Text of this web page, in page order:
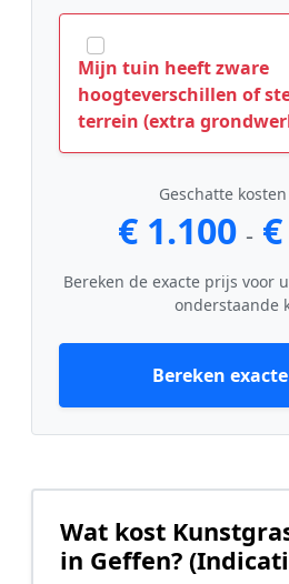
Mijn tuin heeft zware
hoogteverschillen of
terrein (extra
Geschatte kosten
€ 1.100 -
Bereken de exacte prijs voor
onderstaande
Bereken
Wat kost
in Geffen?